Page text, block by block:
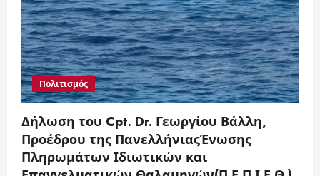
Πολιτισμός
Δήλωση του Cpt. Dr. Γεωργίου Βάλλη,
Προέδρου της ΠανελλήνιαςΈνωσης
Πληρωμάτων Ιδιωτικών και